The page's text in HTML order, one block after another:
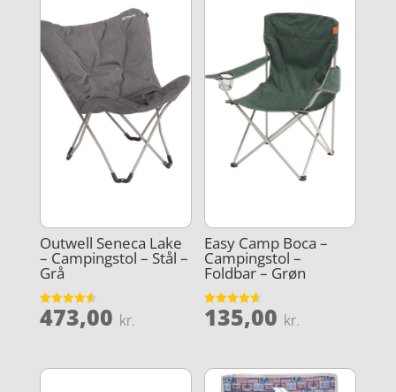
Outwell Seneca Lake
– Campingstol – Stål –
Grå
Vurderet
4.6
473,00 kr.
Easy Camp Boca –
Campingstol –
Foldbar – Grøn
Vurderet
4.6
135,00 kr.